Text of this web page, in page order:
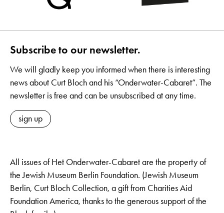
Subscribe to our newsletter.
We will gladly keep you informed when there is interesting
news about Curt Bloch and his “Onderwater-Cabaret”. The
newsletter is free and can be unsubscribed at any time.
sign up
All issues of Het Onderwater-Cabaret are the property of
the Jewish Museum Berlin Foundation. (Jewish Museum
Berlin, Curt Bloch Collection, a gift from Charities Aid
Foundation America, thanks to the generous support of the